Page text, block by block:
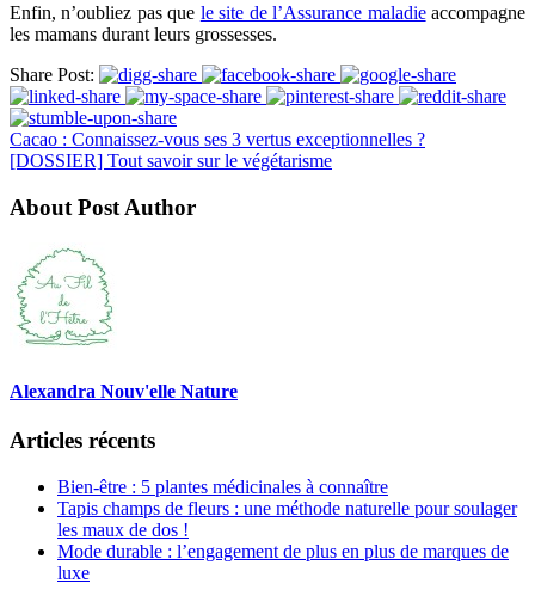
Enfin, n’oubliez pas que le site de l’Assurance maladieaccompagne
les mamans durant leurs grossesses.
Share Post:
Cacao : Connaissez-vous ses 3 vertus exceptionnelles ?
[DOSSIER] Tout savoir sur le végétarisme
About Post Author
Alexandra Nouv'elle Nature
Articles récents
Bien-être : 5 plantes médicinales à connaître
Tapis champs de fleurs : une méthode naturelle pour soulager
les maux de dos !
Mode durable : l’engagement de plus en plus de marques de
luxe